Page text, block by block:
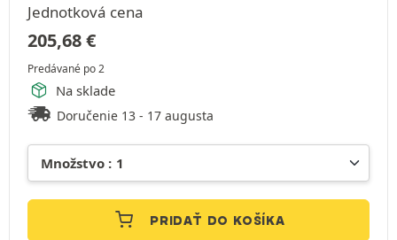
Jednotková cena
205,68€
Predávané po 2
Na sklade
Doručenie 13 - 17 augusta
PRIDAŤ DO KOŠÍKA